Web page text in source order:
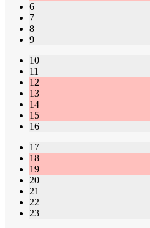
6
7
8
9
10
11
12
13
14
15
16
17
18
19
20
21
22
23